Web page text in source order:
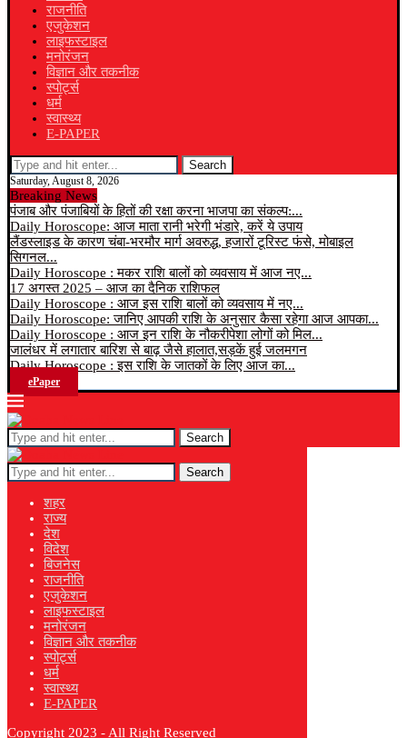
राजनीति
एजुकेशन
लाइफस्टाइल
मनोरंजन
विज्ञान और तकनीक
स्पोर्ट्स
धर्म
स्वास्थ्य
E-PAPER
Search
Saturday, August 8, 2026
Breaking News
पंजाब और पंजाबियों के हितों की रक्षा करना भाजपा का संकल्प:...
Daily Horoscope: आज माता रानी भरेगी भंडारे, करें ये उपाय
लैंडस्लाइड के कारण चंबा-भरमौर मार्ग अवरुद्ध, हजारों टूरिस्ट फंसे, मोबाइल
सिगनल...
Daily Horoscope : मकर राशि बालों को व्यवसाय में आज नए...
17 अगस्त 2025 – आज का दैनिक राशिफल
Daily Horoscope : आज इस राशि बालों को व्यवसाय में नए...
Daily Horoscope: जानिए आपकी राशि के अनुसार कैसा रहेगा आज आपका...
Daily Horoscope : आज इन राशि के नौकरीपेशा लोगों को मिल...
जालंधर में लगातार बारिश से बाढ़ जैसे हालात,सड़कें हुई जलमगन
Daily Horoscope : इस राशि के जातकों के लिए आज का...
ePaper
Search
Search
शहर
राज्य
देश
विदेश
बिजनेस
राजनीति
एजुकेशन
लाइफस्टाइल
मनोरंजन
विज्ञान और तकनीक
स्पोर्ट्स
धर्म
स्वास्थ्य
E-PAPER
Copyright 2023 - All Right Reserved